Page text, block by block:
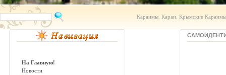
Караимы. Караи. Крымские
На Главную!
Новости